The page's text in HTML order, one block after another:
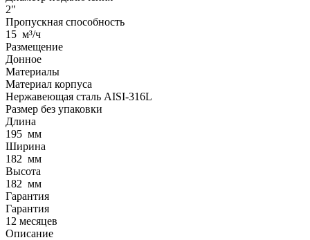
2"
Пропускная способность
15 м³/ч
Размещение
Донное
Материалы
Материал корпуса
Нержавеющая сталь AISI-316L
Размер без упаковки
Длина
195 мм
Ширина
182 мм
Высота
182 мм
Гарантия
Гарантия
12 месяцев
Описание